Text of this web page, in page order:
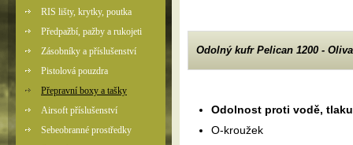
Odolný kufr Pelican 1200 - Oliva
Odolnost proti vodě,
O-kroužek
RIS lišty, krytky, poutka
Předpažbí, pažby a rukojeti
Zásobníky a příslušenství
Pistolová pouzdra
Přepravní boxy a tašky
Airsoft příslušenství
Sebeobranné prostředky